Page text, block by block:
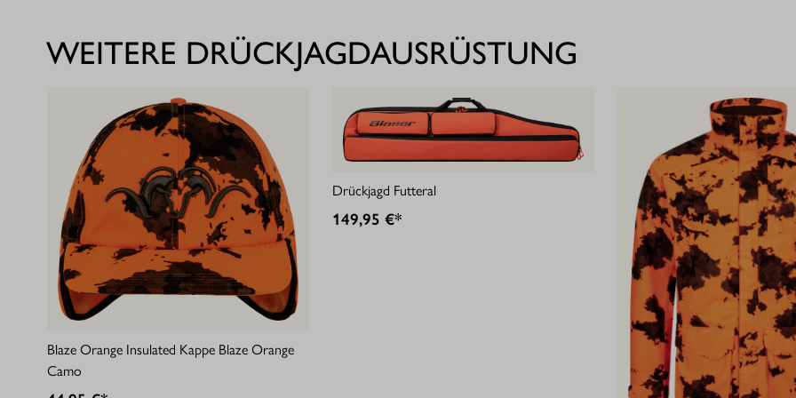
WEITERE DRÜCKJAGDAUSRÜSTUNG
Blaze Orange Insulated Kappe Blaze Orange
Camo
Drückjagd Futteral
149,95 €*